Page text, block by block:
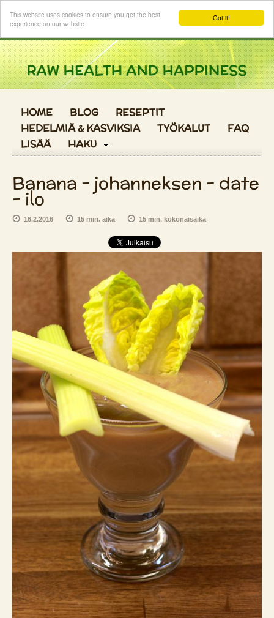
Got it!
This website uses cookies to ensure you get the best
experience on our website
Kirjaudu sisään
HOME BLOG
RESEPTIT
HEDELMIÄ & KASVIKSIA
TYÖKALUT
FAQ
LISÄÄ
HAKU
Banana - johanneksen - date
- ilo
16.2.2016 15 min. aika 15 min. kokonaisaika